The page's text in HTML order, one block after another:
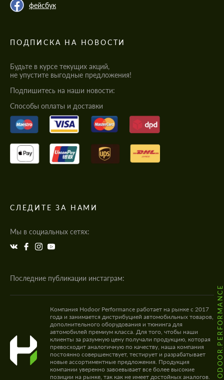
фейсбук
ПОДПИСКА НА НОВОСТИ
Будьте в курсе текущих акций,
не упустите выгодные предложения!
Подпишитесь на наши новости:
Cпособы оплаты и доставки
СЛЕДИТЕ ЗА НАМИ
Мы в социальных сетях:
Последние публикации инстаграм:
@HODOOR.PERFORMANCE
Компания Hodoor Performance работает на рынке с 2017
года и занимается дистрибуцией автомобильных товаров,
дополнительного оборудования и тюнинга для
автомобилей премиум класса. Для того, чтобы наши
клиенты за разумную цену получали продукцию, которая
превосходит аналогичную по качеству, наша компания
постоянно совершенствует, тестирует и разрабатывает
новые ассортиментные предложения. Продукция
компании уверенно завоевывает все более высокие
позиции на рынке, так как не имеет достойных аналогов.